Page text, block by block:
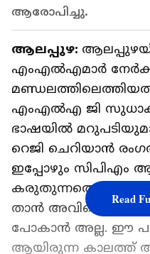
ആരോപിച്ചു.
ആലപ്പുഴ:
എംഎൽഎമാ‍ർ
എംഎൽഎ ജി
ഭാഷയിൽ
റെജി ചെറിയാൻ
ഇപ്പോഴും സിപിഎം
കരുതുന്നതെന്ന് റെജി
താൻ അവിടെ
പോകാൻ അല്ല. ഈ
ആയിരുന്ന കാലത്ത്
Read